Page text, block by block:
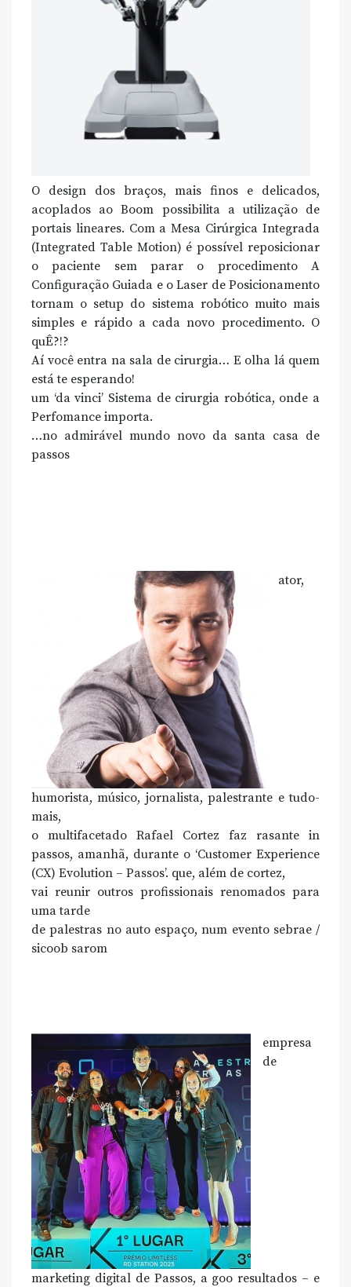
O design dos braços, mais finos e delicados,
acoplados ao Boom possibilita a utilização de
portais lineares. Com a Mesa Cirúrgica Integrada
(Integrated Table Motion) é possível reposicionar
o paciente sem parar o procedimento A
Configuração Guiada e o Laser de Posicionamento
tornam o setup do sistema robótico muito mais
simples e rápido a cada novo procedimento. O
quÊ?!?
Aí você entra na sala de cirurgia… E olha lá quem
está te esperando!
um ‘da vinci’ Sistema de cirurgia robótica, onde a
Perfomance importa.
…no admirável mundo novo da santa casa de
passos
ator,
humorista, músico, jornalista, palestrante e tudo-
mais,
o multifacetado Rafael Cortez faz rasante in
passos, amanhã, durante o ‘Customer Experience
(CX) Evolution – Passos’. que, além de cortez,
vai reunir outros profissionais renomados para
uma tarde
de palestras no auto espaço, num evento sebrae /
sicoob sarom
empresa
de
marketing digital de Passos, a goo resultados – e